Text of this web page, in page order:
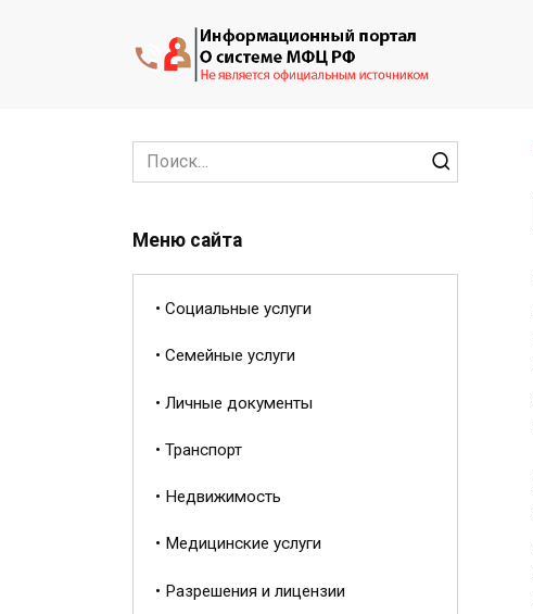
Search
for:
Меню сайта
• Социальные услуги
• Семейные услуги
• Личные документы
• Транспорт
• Недвижимость
• Медицинские услуги
• Разрешения и лицензии